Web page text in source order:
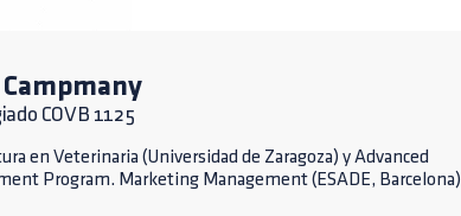
Campmany
COVB 1125
en Veterinaria (Universidad de Zaragoza) y Advanced
Program. Marketing Management (ESADE, Barcelona)